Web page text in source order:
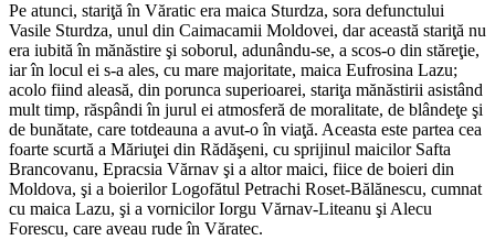
Pe atunci, stariţă în Văratic era maica Sturdza, sora defunctului
Vasile Sturdza, unul din Caimacamii Moldovei, dar această stariţă nu
era iubită în mănă­stire şi soborul, adunându-se, a scos-o din stăreţie,
iar în locul ei s-a ales, cu mare majoritate, maica Eufrosina Lazu;
acolo fiind aleasă, din porunca superioarei, stariţa mănăstirii asistând
mult timp, răspândi în jurul ei atmosferă de moralitate, de blândeţe şi
de bunătate, care totdeauna a avut-o în viaţă. Aceasta este partea cea
foarte scurtă a Măriuţei din Rădăşeni, cu sprijinul maicilor Safta
Brancovanu, Eprac­sia Vărnav şi a altor maici, fiice de bo­ieri din
Moldova, şi a boierilor Logofătul Petrachi Roset-Bălănescu, cumnat
cu maica Lazu, şi a vornicilor Iorgu Vărnav-Liteanu şi Alecu
Forescu, care aveau rude în Vă­ratec.